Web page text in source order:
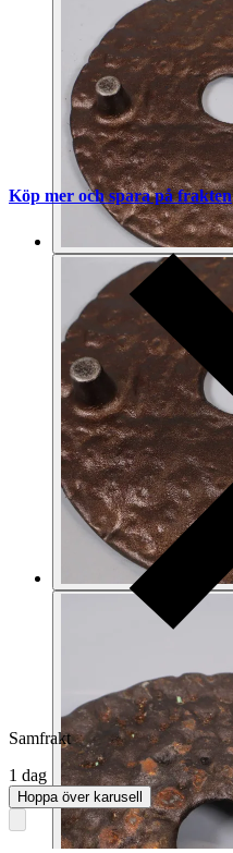
Köp mer och spara på frakten
Samfrakt
1 dag
Hoppa över karusell